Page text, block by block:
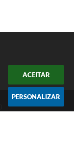
ACEITAR
PERSONALIZAR